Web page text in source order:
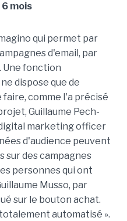
mois
qui permet par
d'email, par
Une fonction
dispose que de
comme l'a précisé
Guillaume Pech-
marketing officer
d'audience peuvent
sur des campagnes
personnes qui ont
Musso, par
sur le bouton achat.
automatisé ».